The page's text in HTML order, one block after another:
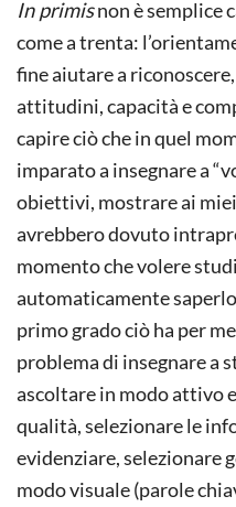
In primisnon è semplice
come a trenta:
fine aiutare a
attitudini, capacità e
capire ciò che in quel
imparato a insegnare a
obiettivi, mostrare ai
avrebbero dovuto
momento che volere
automaticamente
primo grado ciò ha per
problema di insegnare a
ascoltare in modo attivo
qualità, selezionare le
evidenziare, selezionare
modo visuale (parole